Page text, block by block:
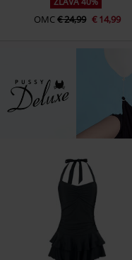
OMC€ 24,99 € 14,99